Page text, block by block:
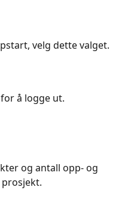
velg dette valget.
å logge ut.
og antall opp- og